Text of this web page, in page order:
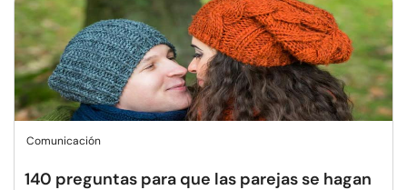
Comunicación
140 preguntas para que las parejas se hagan